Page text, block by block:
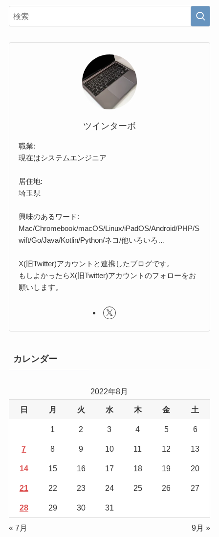
ツインターボ
職業:
現在はシステムエンジニア
居住地:
埼玉県
興味のあるワード:
Mac/Chromebook/macOS/Linux/iPadOS/Android/PHP/S
wift/Go/Java/Kotlin/Python/ネコ/他いろいろ…
X(旧Twitter)アカウントと連携したブログです。
もしよかったらX(旧Twitter)アカウントのフォローをお
願いします。
カレンダー
2022年8月
日 月 火 水 木 金 土
1 2 3 4 5 6
7 8 9 10 11 12 13
14 15 16 17 18 19 20
21 22 23 24 25 26 27
28 29 30 31
« 7月 9月 »